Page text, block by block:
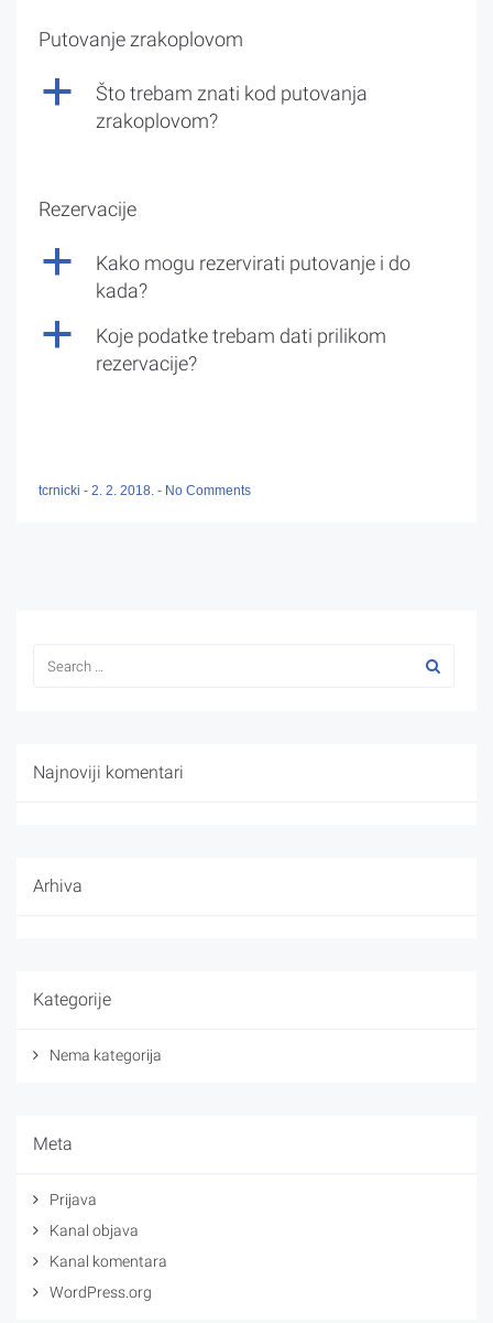
Putovanje zrakoplovom
a
Što trebam znati kod putovanja
zrakoplovom?
Rezervacije
a
Kako mogu rezervirati putovanje i do
kada?
a
Koje podatke trebam dati prilikom
rezervacije?
tcrnicki - 2. 2. 2018. - No Comments
Najnoviji komentari
Arhiva
Kategorije
Nema kategorija
Meta
Prijava
Kanal objava
Kanal komentara
WordPress.org